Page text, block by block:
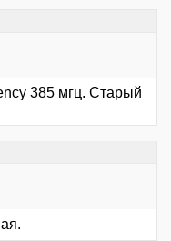
385 мгц. Старый